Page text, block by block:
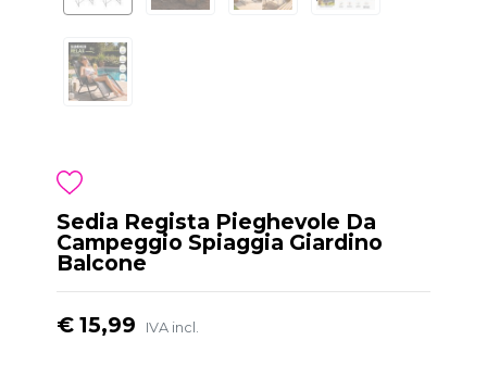
Sedia Regista Pieghevole Da
Campeggio Spiaggia Giardino
Balcone
€ 15,99 IVA incl.